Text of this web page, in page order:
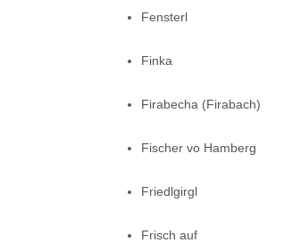
Fensterl
Finka
Firabecha (Firabach)
Fischer vo Hamberg
Friedlgirgl
Frisch auf